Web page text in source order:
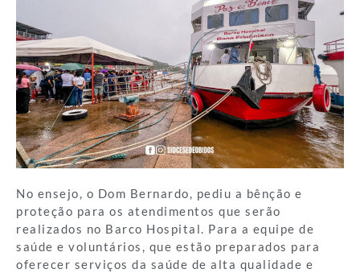
No ensejo, o Dom Bernardo, pediu a bênção e
proteção para os atendimentos que serão
realizados no Barco Hospital. Para a equipe de
saúde e voluntários, que estão preparados para
oferecer serviços da saúde de alta qualidade e